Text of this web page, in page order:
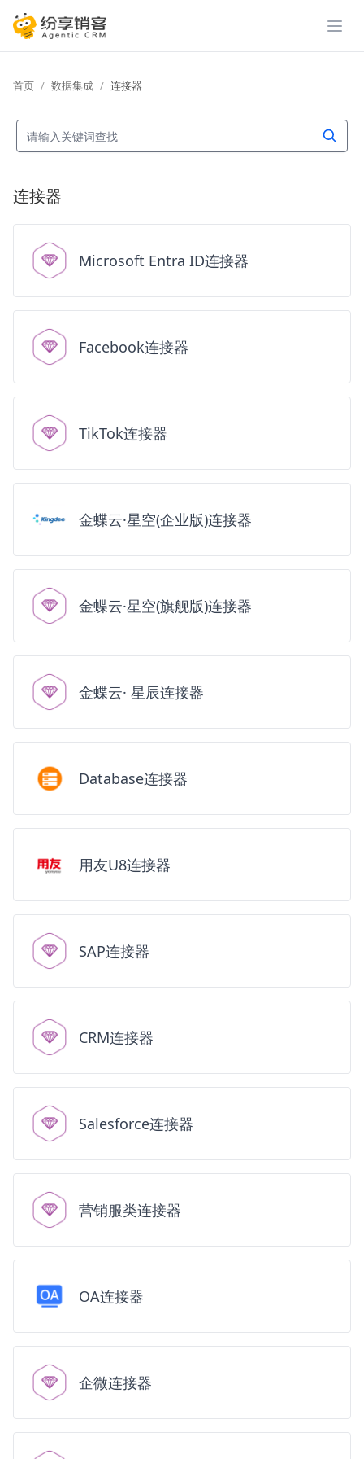
展开
首页 数据集成 连接器
连接器
Microsoft Entra ID连接器
Facebook连接器
TikTok连接器
金蝶云·星空(企业版)连接器
金蝶云·星空(旗舰版)连接器
金蝶云· 星辰连接器
Database连接器
用友U8连接器
SAP连接器
CRM连接器
Salesforce连接器
营销服类连接器
OA连接器
企微连接器